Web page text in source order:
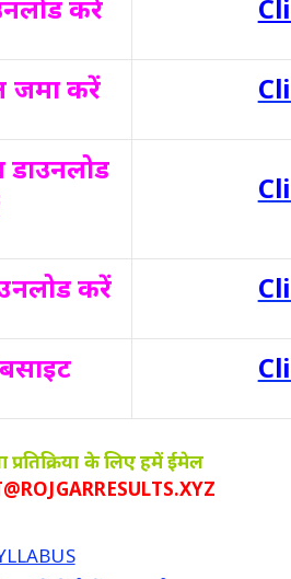
करें
करें
करें
प्रतिक्रिया के लिए हमें ईमेल